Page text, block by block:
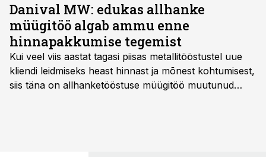
Danival MW: edukas allhanke
müügitöö algab ammu enne
hinnapakkumise tegemist
Kui veel viis aastat tagasi piisas metallitööstustel uue
kliendi leidmiseks heast hinnast ja mõnest kohtumisest,
siis täna on allhanketööstuse müügitöö muutunud